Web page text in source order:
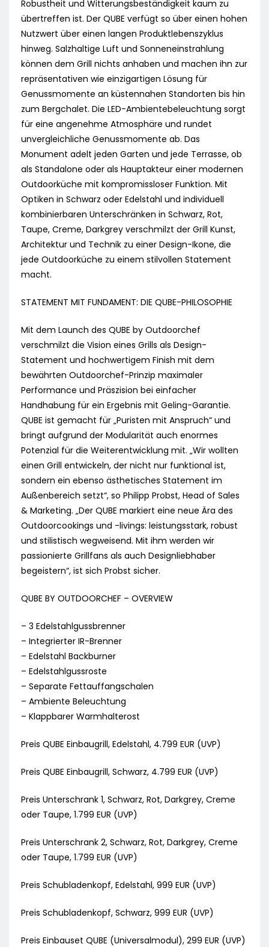
Robustheit und Witterungsbeständigkeit kaum zu
übertreffen ist. Der QUBE verfügt so über einen hohen
Nutzwert über einen langen Produktlebenszyklus
hinweg. Salzhaltige Luft und Sonneneinstrahlung
können dem Grill nichts anhaben und machen ihn zur
repräsentativen wie einzigartigen Lösung für
Genussmomente an küstennahen Standorten bis hin
zum Bergchalet. Die LED-Ambientebeleuchtung sorgt
für eine angenehme Atmosphäre und rundet
unvergleichliche Genussmomente ab. Das
Monument adelt jeden Garten und jede Terrasse, ob
als Standalone oder als Hauptakteur einer modernen
Outdoorküche mit kompromissloser Funktion. Mit
Optiken in Schwarz oder Edelstahl und individuell
kombinierbaren Unterschränken in Schwarz, Rot,
Taupe, Creme, Darkgrey verschmilzt der Grill Kunst,
Architektur und Technik zu einer Design-Ikone, die
jede Outdoorküche zu einem stilvollen Statement
macht.
STATEMENT MIT FUNDAMENT: DIE QUBE-PHILOSOPHIE
Mit dem Launch des QUBE by Outdoorchef
verschmilzt die Vision eines Grills als Design-
Statement und hochwertigem Finish mit dem
bewährten Outdoorchef-Prinzip maximaler
Performance und Präszision bei einfacher
Handhabung für ein Ergebnis mit Geling-Garantie.
QUBE ist gemacht für „Puristen mit Anspruch“ und
bringt aufgrund der Modularität auch enormes
Potenzial für die Weiterentwicklung mit. „Wir wollten
einen Grill entwickeln, der nicht nur funktional ist,
sondern ein ebenso ästhetisches Statement im
Außenbereich setzt“, so Philipp Probst, Head of Sales
& Marketing. „Der QUBE markiert eine neue Ära des
Outdoorcookings und -livings: leistungsstark, robust
und stilistisch wegweisend. Mit ihm werden wir
passionierte Grillfans als auch Designliebhaber
begeistern“, ist sich Probst sicher.
QUBE BY OUTDOORCHEF – OVERVIEW
– 3 Edelstahlgussbrenner
– Integrierter IR-Brenner
– Edelstahl Backburner
– Edelstahlgussroste
– Separate Fettauffangschalen
– Ambiente Beleuchtung
– Klappbarer Warmhalterost
Preis QUBE Einbaugrill, Edelstahl, 4.799 EUR (UVP)
Preis QUBE Einbaugrill, Schwarz, 4.799 EUR (UVP)
Preis Unterschrank 1, Schwarz, Rot, Darkgrey, Creme
oder Taupe, 1.799 EUR (UVP)
Preis Unterschrank 2, Schwarz, Rot, Darkgrey, Creme
oder Taupe, 1.799 EUR (UVP)
Preis Schubladenkopf, Edelstahl, 999 EUR (UVP)
Preis Schubladenkopf, Schwarz, 999 EUR (UVP)
Preis Einbauset QUBE (Universalmodul), 299 EUR (UVP)